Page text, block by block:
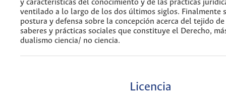
y características del conocimiento y de las prácticas
ventilado a lo largo de los dos últimos siglos. Finalmente
postura y defensa sobre la concepción acerca del tejido
saberes y prácticas sociales que constituye el Derecho,
dualismo ciencia/ no ciencia.
Licencia